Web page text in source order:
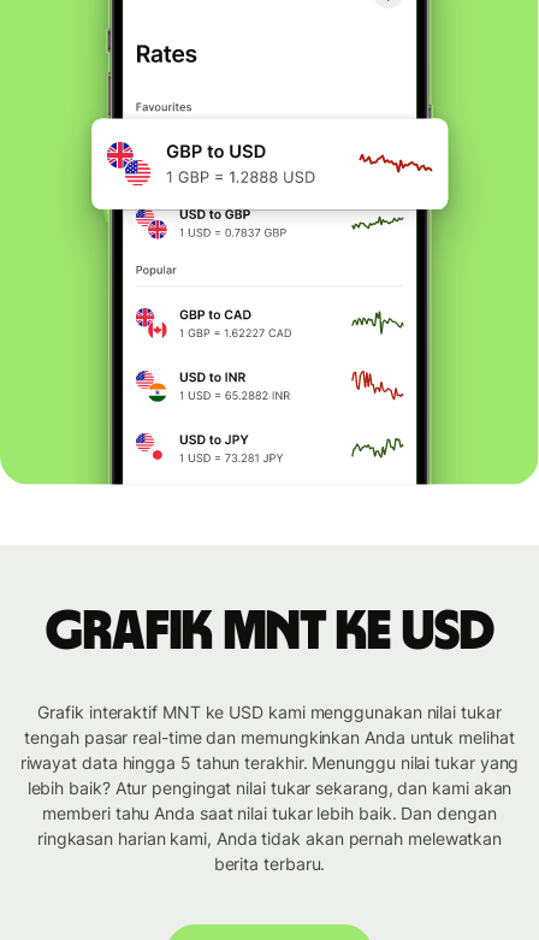
Grafik MNT ke USD
Grafik interaktif MNT ke USD kami menggunakan nilai tukar
tengah pasar real-time dan memungkinkan Anda untuk melihat
riwayat data hingga 5 tahun terakhir. Menunggu nilai tukar yang
lebih baik? Atur pengingat nilai tukar sekarang, dan kami akan
memberi tahu Anda saat nilai tukar lebih baik. Dan dengan
ringkasan harian kami, Anda tidak akan pernah melewatkan
berita terbaru.